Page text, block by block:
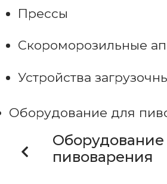
Прессы
Скороморозильные
Устройства
Оборудование для
Оборудование
пивоварения